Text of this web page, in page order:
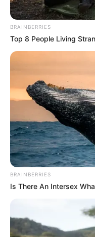
BRAINBERRIES
Top 8 People Living
BRAINBERRIES
Is There An Intersex